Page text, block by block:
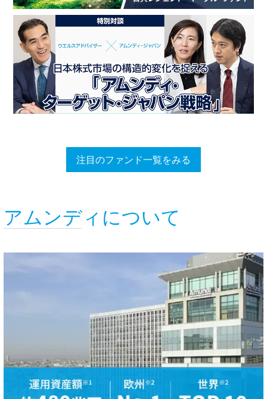
注目のファンド一覧をみる
アムンディについて